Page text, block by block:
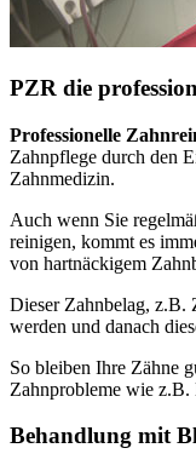
PZR die
Professionelle
Zahnpflege durch den
Zahnmedizin.
Auch wenn Sie
reinigen, kommt es
von hartnäckigem
Dieser Zahnbelag, z.B.
werden und danach
So bleiben Ihre Zähne
Zahnprobleme wie z.B.
Behandlung mit